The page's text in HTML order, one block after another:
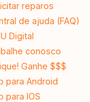
reparos
de ajuda (FAQ)
Digital
conosco
Ganhe $$$
para Android
para IOS